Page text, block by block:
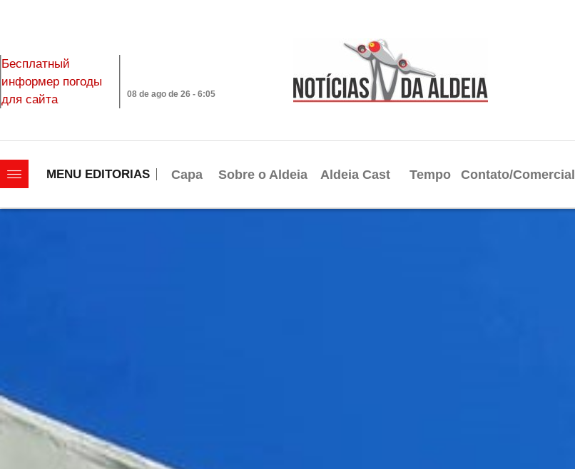
Бесплатный
информер погоды
для сайта
08 de ago de 26 - 6:05
MENU EDITORIAS Capa Sobre o Aldeia Aldeia Cast Tempo Contato/Comercial